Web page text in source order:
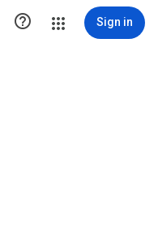
 Sign in